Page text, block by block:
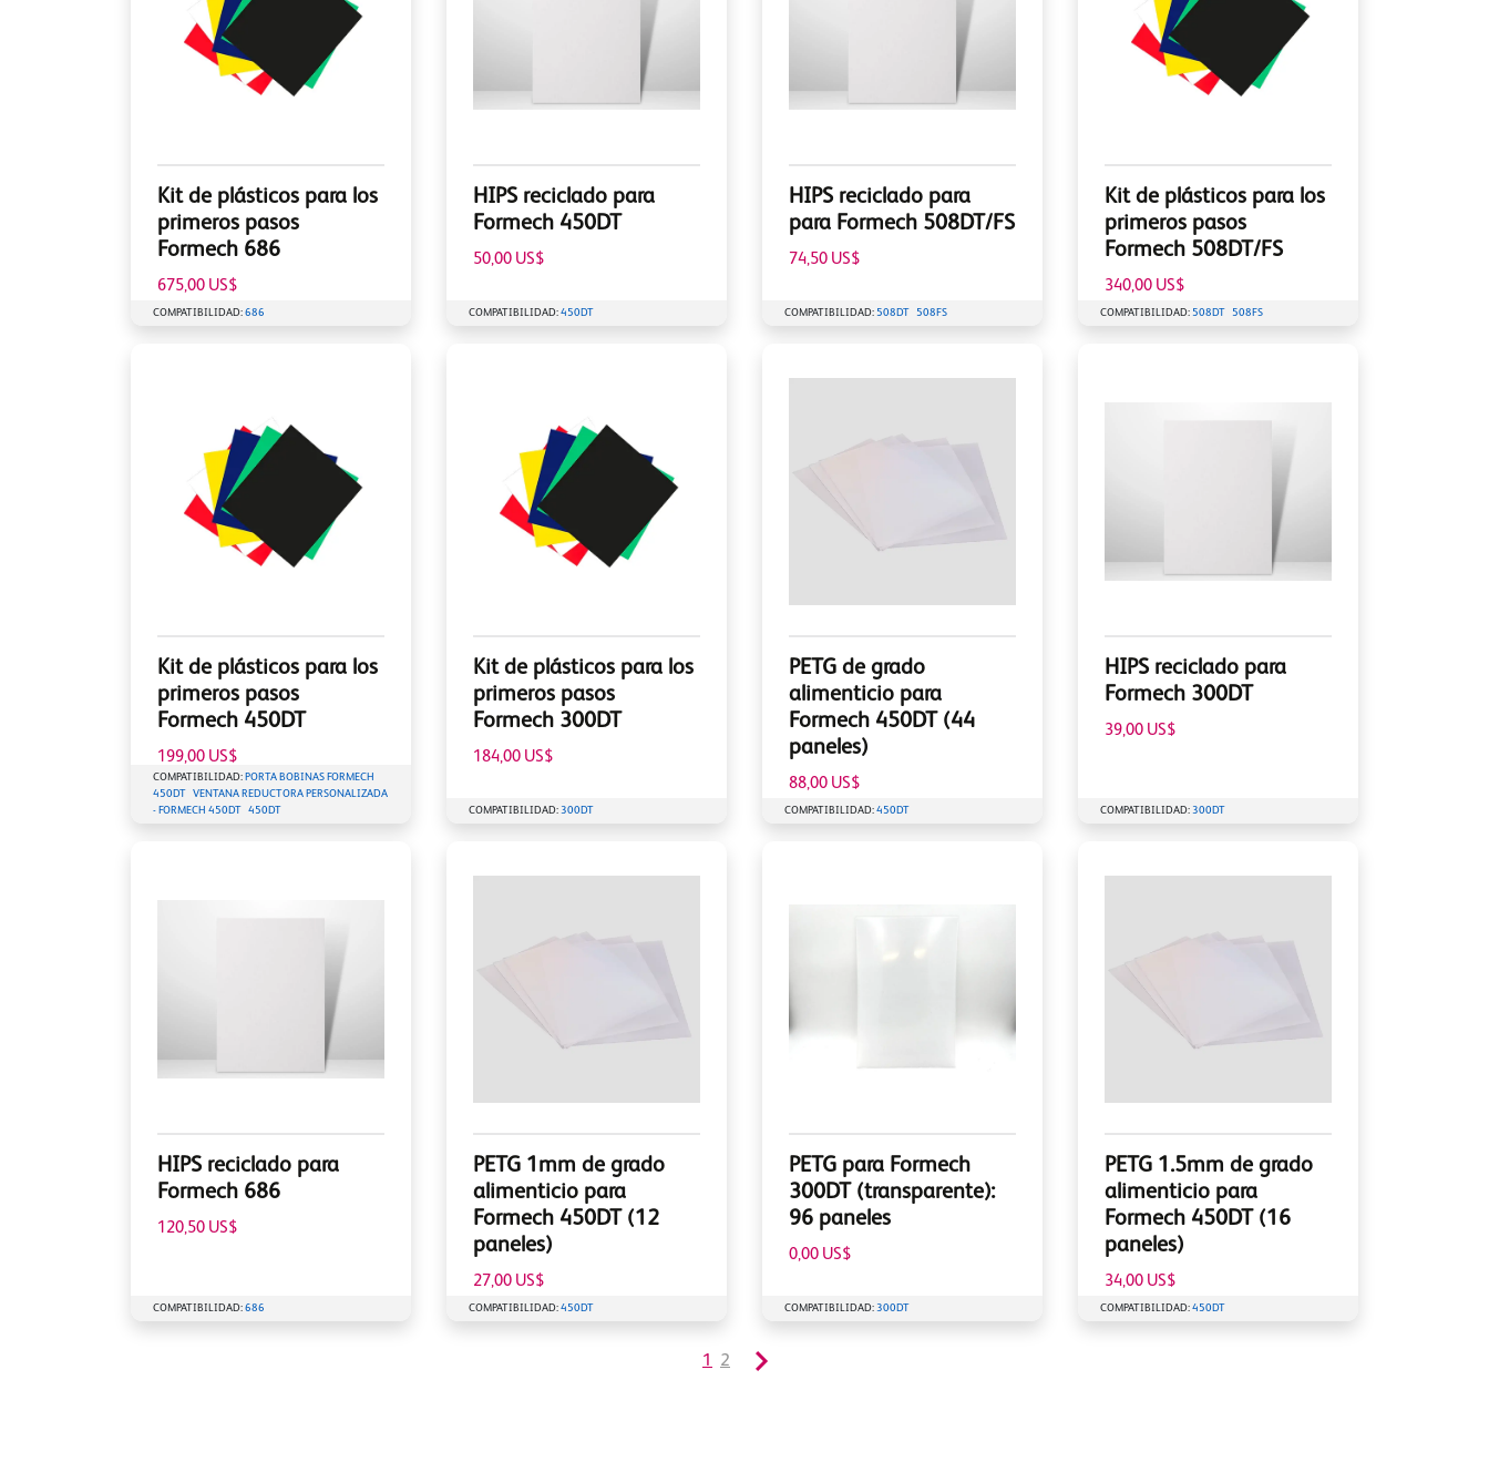
Kit de plásticos para los
primeros pasos
Formech 686
675,00 US$
COMPATIBILIDAD: 686
HIPS reciclado para
Formech 450DT
50,00 US$
COMPATIBILIDAD: 450DT
HIPS reciclado para
para Formech 508DT/FS
74,50 US$
COMPATIBILIDAD: 508DT 508FS
Kit de plásticos para los
primeros pasos
Formech 508DT/FS
340,00 US$
COMPATIBILIDAD: 508DT 508FS
Kit de plásticos para los
primeros pasos
Formech 450DT
199,00 US$
COMPATIBILIDAD: PORTA BOBINAS FORMECH
450DT VENTANA REDUCTORA PERSONALIZADA
- FORMECH 450DT 450DT
Kit de plásticos para los
primeros pasos
Formech 300DT
184,00 US$
COMPATIBILIDAD: 300DT
PETG de grado
alimenticio para
Formech 450DT (44
paneles)
88,00 US$
COMPATIBILIDAD: 450DT
HIPS reciclado para
Formech 300DT
39,00 US$
COMPATIBILIDAD: 300DT
HIPS reciclado para
Formech 686
120,50 US$
COMPATIBILIDAD: 686
PETG 1mm de grado
alimenticio para
Formech 450DT (12
paneles)
27,00 US$
COMPATIBILIDAD: 450DT
PETG para Formech
300DT (transparente):
96 paneles
0,00 US$
COMPATIBILIDAD: 300DT
PETG 1.5mm de grado
alimenticio para
Formech 450DT (16
paneles)
34,00 US$
COMPATIBILIDAD: 450DT
1 2